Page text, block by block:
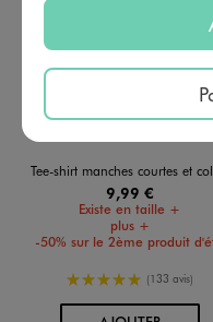
Tee-shirt manches courtes et col rond homme
9,99 €
Existe en taille +
plus +
-50% sur le 2ème produit
5/5 de moyenne
(133 avis)